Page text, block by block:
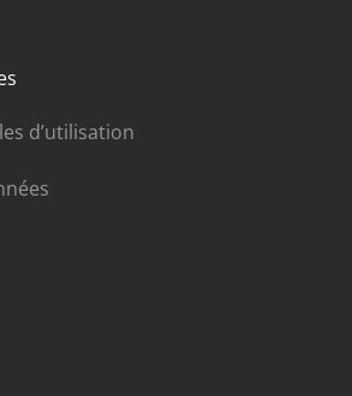
d’utilisation